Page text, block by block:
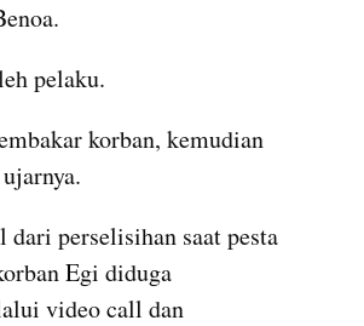
pelaku.
korban, kemudian
dari perselisihan saat pesta
Egi diduga
video call dan